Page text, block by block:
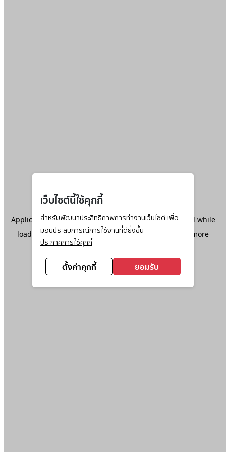
เว็บไซต์นี้ใช้คุกกี้
สำหรับพัฒนาประสิทธิภาพการทำงานเว็บไซต์ เพื่อ
มอบประสบการณ์การใช้งานที่ดียิ่งขึ้น
ประกาศการใช้คุกกี้
ตั้งค่าคุกกี้ ยอมรับ
Application error: aclient-side exception has occurred while
loadingwww.ktc.co.th(see the browser console
for more
information).